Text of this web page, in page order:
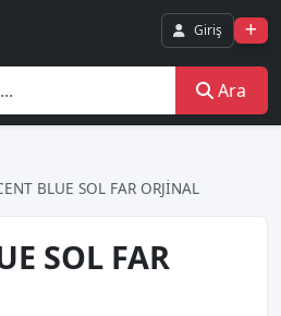
Giriş
Ara
BLUE SOL FAR ORJİNAL
SOL FAR